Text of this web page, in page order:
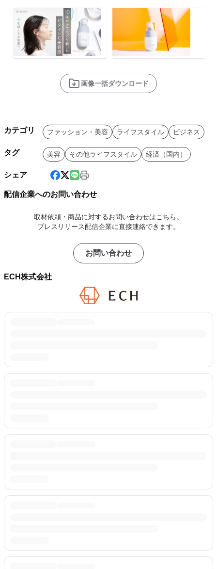
画像一括ダウンロード
カテゴリ ファッション・美容 ライフスタイル ビジネス
タグ 美容 その他ライフスタイル 経済（国内）
シェア
配信企業へのお問い合わせ
取材依頼・商品に対するお問い合わせはこちら。
プレスリリース配信企業に直接連絡できます。
お問い合わせ
ECH株式会社